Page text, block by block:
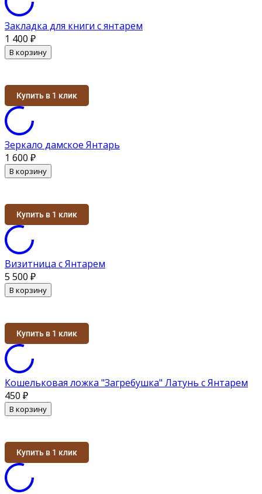
Закладка для книги с янтарем
1 400 ₽
В корзину
Купить в 1 клик
Зеркало дамское Янтарь
1 600 ₽
В корзину
Купить в 1 клик
Визитница с Янтарем
5 500 ₽
В корзину
Купить в 1 клик
Кошельковая ложка "Загребушка" Латунь с Янтарем
450 ₽
В корзину
Купить в 1 клик